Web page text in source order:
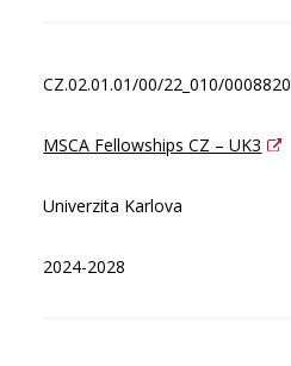
CZ.02.01.01/00/22_010/0008820
MSCA Fellowships CZ – UK3
Univerzita Karlova
2024-2028